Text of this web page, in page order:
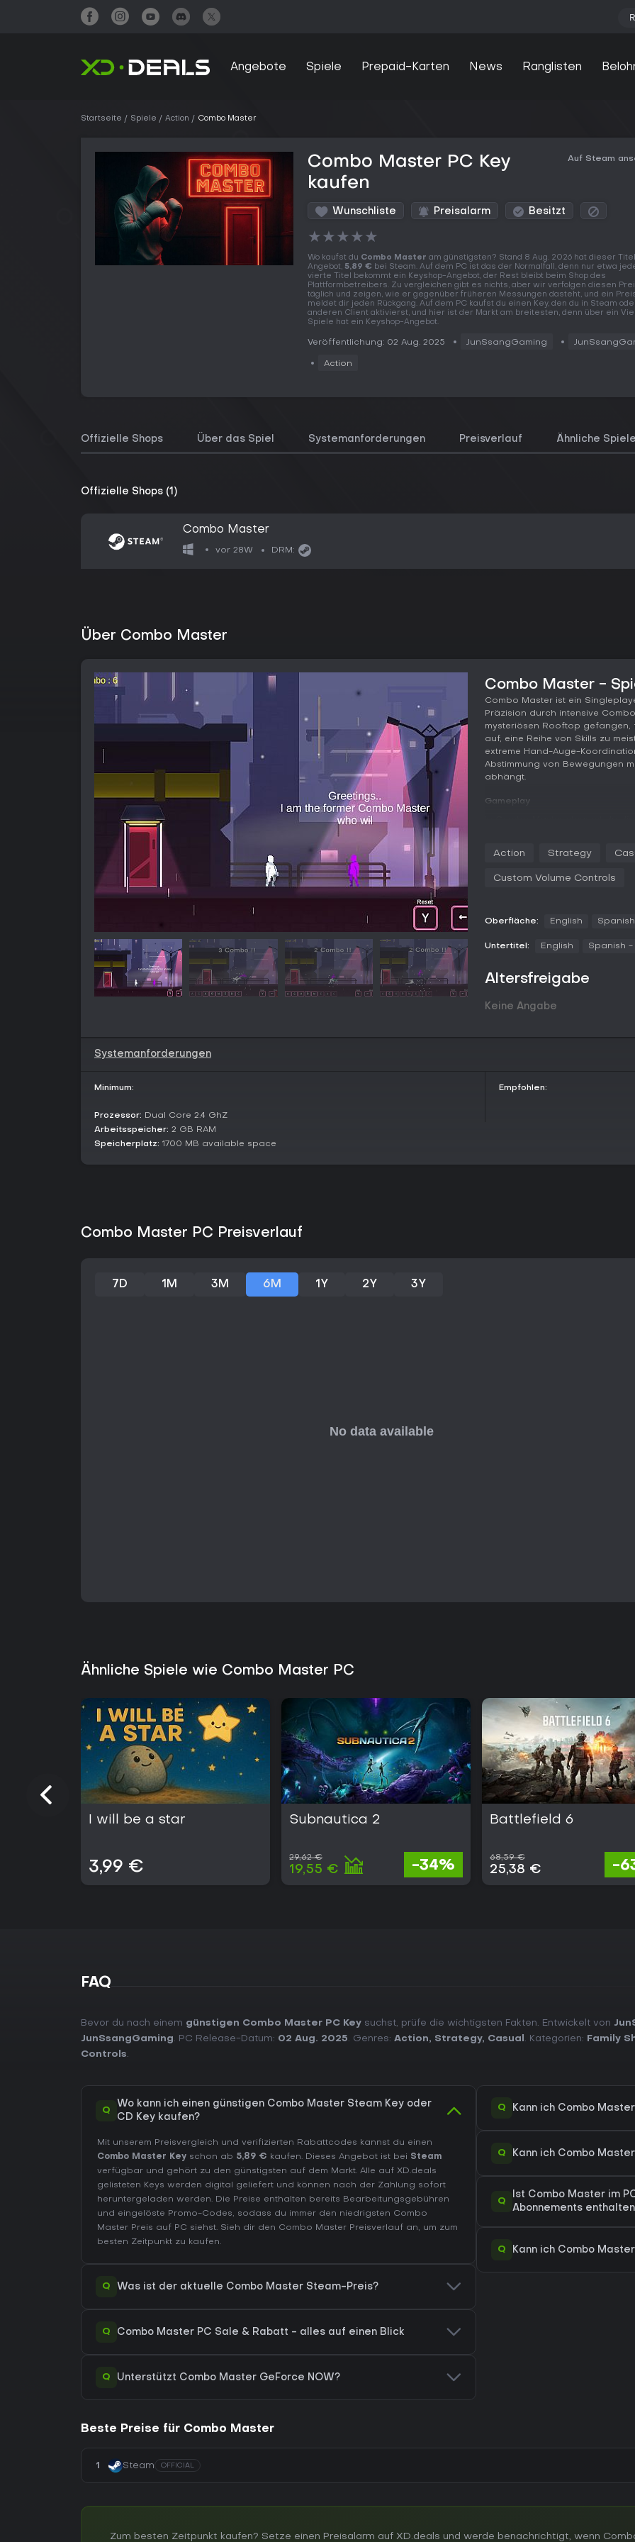
Angebote Spiele Prepaid-Karten News Ranglisten
Startseite Spiele Action Combo Master
Combo Master PC Key
kaufen
Auf Steam
Wunschliste Preisalarm Besitzt
★★★★★
Wo kaufst du Combo Master am günstigsten? Stand 8 Aug. 2026 hat dieser
Angebot, 5,89 € bei Steam. Auf dem PC ist das der Normalfall, denn nur etwa
vierte Titel bekommt ein Keyshop-Angebot, der Rest bleibt beim Shop des
Plattformbetreibers. Zu vergleichen gibt es nichts, aber wir verfolgen diesen
täglich und zeigen, wie er gegenüber früheren Messungen dasteht, und ein
meldet dir jeden Rückgang. Auf dem PC kaufst du einen Key, den du in Steam
anderen Client aktivierst, und hier ist der Markt am breitesten, denn über ein
Spiele hat ein Keyshop-Angebot.
Veröffentlichung: 02 Aug. 2025 JunSsangGaming
Action
Offizielle Shops Über das Spiel Systemanforderungen Preisverlauf Ähnliche Spiele
Offizielle Shops (1)
Combo Master
vor 28W DRM:
Über Combo Master
Combo Master -
Combo Master ist ein
Präzision durch intensive
mysteriösen Rooftop
auf, eine Reihe von Skills zu
extreme Hand-Auge-
Abstimmung von Bewegungen
abhängt.
Gameplay
Tasten Z, A, S, X, Q, W, E, D, C,
Bedienung erfordert.
weiterzukommen. Der Kernloop
Fortschritt nach jeder Stage.
Erfolgserlebnis.
Die Hauptkampagne umfasst
Multiplayer-Elemente - pure
Combo Master eignet sich
Kontrolltest. Erschienen im
Action Strategy
Custom Volume Controls
Oberfläche: English
Untertitel: English Spanish -
Altersfreigabe
Keine Angabe
Systemanforderungen
Minimum:
Prozessor: Dual Core 2.4 GhZ
Arbeitsspeicher: 2 GB RAM
Speicherplatz: 1700 MB available space
Empfohlen:
Combo Master PC Preisverlauf
7D 1M 3M 6M 1Y 2Y 3Y
Ähnliche Spiele wie Combo Master PC
I will be a star
3,99 €
Subnautica 2
29,62 €
19,55 € -34%
Battlefield 6
68,59 €
25,38 € -
FAQ
Bevor du nach einem günstigen Combo Master PC Key suchst, prüfe die wichtigsten Fakten. Entwickelt von
JunSsangGaming. PC Release-Datum: 02 Aug. 2025. Genres: Action, Strategy, Casual . Kategorien: Family
Controls.
Q
Wo kann ich einen günstigen Combo Master Steam Key oder
CD Key kaufen?
Mit unserem Preisvergleich und verifizierten Rabattcodes kannst du einen
Combo Master Key schon ab 5,89 € kaufen. Dieses Angebot ist bei Steam
verfügbar und gehört zu den günstigsten auf dem Markt. Alle auf XD.deals
gelisteten Keys werden digital geliefert und können nach der Zahlung sofort
heruntergeladen werden. Die Preise enthalten bereits Bearbeitungsgebühren
und eingelöste Promo-Codes, sodass du immer den niedrigsten Combo
Master Preis auf PC siehst. Sieh dir den Combo Master Preisverlauf an, um zum
besten Zeitpunkt zu kaufen.
Q Was ist der aktuelle Combo Master Steam-Preis?
Q Combo Master PC Sale & Rabatt - alles auf einen Blick
Q Unterstützt Combo Master GeForce NOW?
Q Kann ich Combo
Q Kann ich Combo
Q
Ist Combo Master im
Abonnements
Q Kann ich Combo
Beste Preise für Combo Master
1 Steam OFFICIAL
Zum besten Zeitpunkt kaufen? Setze einen Preisalarm auf XD.deals und werde benachrichtigt, wenn